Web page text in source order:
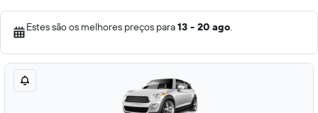
Estes são os melhores preços para13 - 20 ago.